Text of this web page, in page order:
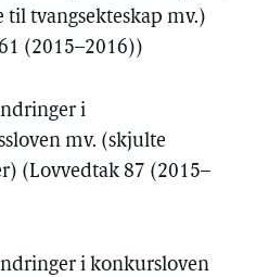
til tvangsekteskap mv.)
(2015–2016))
i
mv. (skjulte
(Lovvedtak 87 (2015–
i konkursloven